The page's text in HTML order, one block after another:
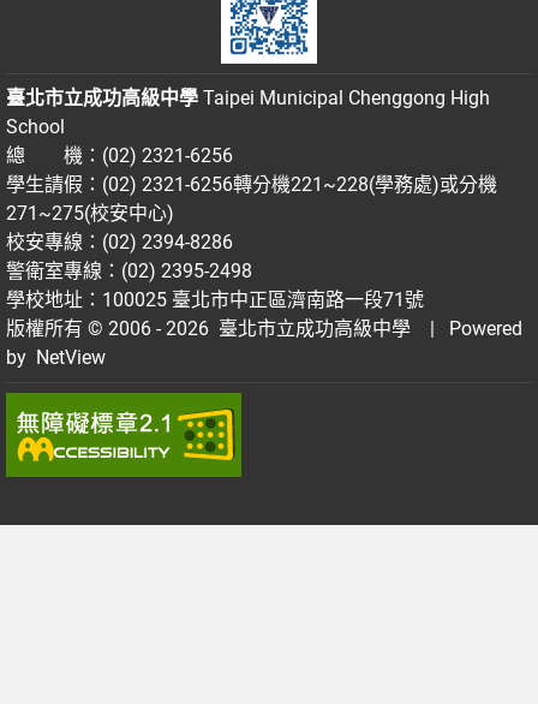
臺北市立成功高級中學 Taipei Municipal Chenggong High
School
總 機：(02) 2321-6256
學生請假：(02) 2321-6256轉分機221~228(學務處)或分機
271~275(校安中心)
校安專線：(02) 2394-8286
警衛室專線：(02) 2395-2498
學校地址：100025 臺北市中正區濟南路一段71號
版權所有 © 2006 - 2026 臺北市立成功高級中學
| Powered
by NetView